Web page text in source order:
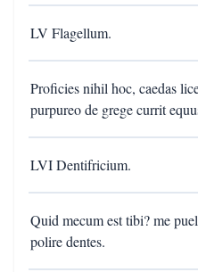
LV Flagellum.
Proficies nihil hoc, caedas
purpureo de grege currit
LVI Dentifricium.
Quid mecum est tibi? me
polire dentes.